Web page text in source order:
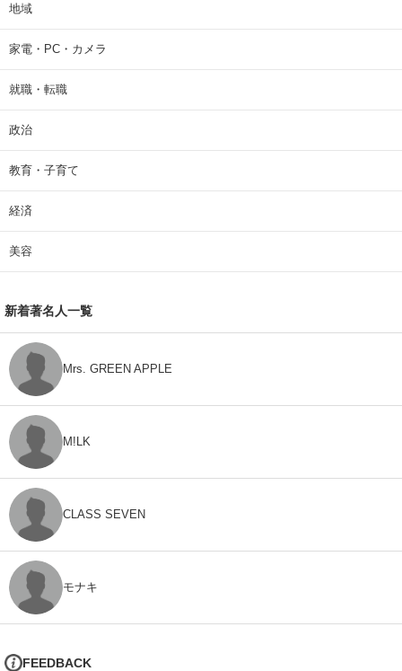
地域
家電・PC・カメラ
就職・転職
政治
教育・子育て
経済
美容
新着著名人一覧
Mrs. GREEN APPLE
M!LK
CLASS SEVEN
モナキ
FEEDBACK